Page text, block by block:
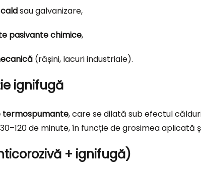
sau galvanizare,
pasivante chimice,
(rășini, lacuri industriale).
ignifugă
termospumante, care se dilată sub efectul
de minute, în funcție de grosimea aplicată
+ ignifugă)